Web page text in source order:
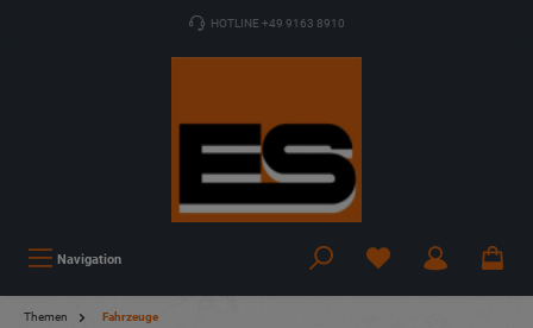
HOTLINE +49 9163 8910
Navigation
Themen Fahrzeuge